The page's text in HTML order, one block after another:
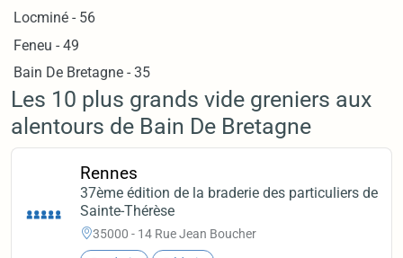
Locminé - 56
Feneu - 49
Bain De Bretagne - 35
Les 10 plus grands vide greniers aux
alentours de Bain De Bretagne
Rennes
37ème édition de la braderie des particuliers de
Sainte-Thérèse
35000 - 14 Rue Jean Boucher